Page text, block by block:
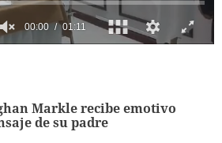
Markle recibe emotivo
de su padre